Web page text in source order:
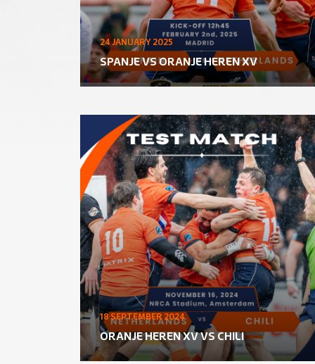
24 JANUARY 2025
SPANJE VS ORANJE HEREN XV
18 SEPTEMBER 2024
ORANJE HEREN XV VS CHILI